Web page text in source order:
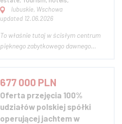
lubuskie, Wschowa
updated 12.06.2026
To właśnie tutaj w ścisłym centrum
pięknego zabytkowego dawnego
znajduje się Zamek Królewski we
Wschowie. Posadowiony na
sztucznym wzniesieniu, otoczony
pozostałościami podwójnej fosy...
677 000 PLN
Oferta przejęcia 100%
udziałów polskiej spółki
operującej jachtem w